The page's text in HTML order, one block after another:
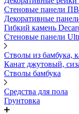
Стеновые панели
Декоративные
Гибкий камень
Стеновые панели
Стволы из бамбука,
Канат джутовый,
Стволы бамбука
Средства для пола
Грунтовка